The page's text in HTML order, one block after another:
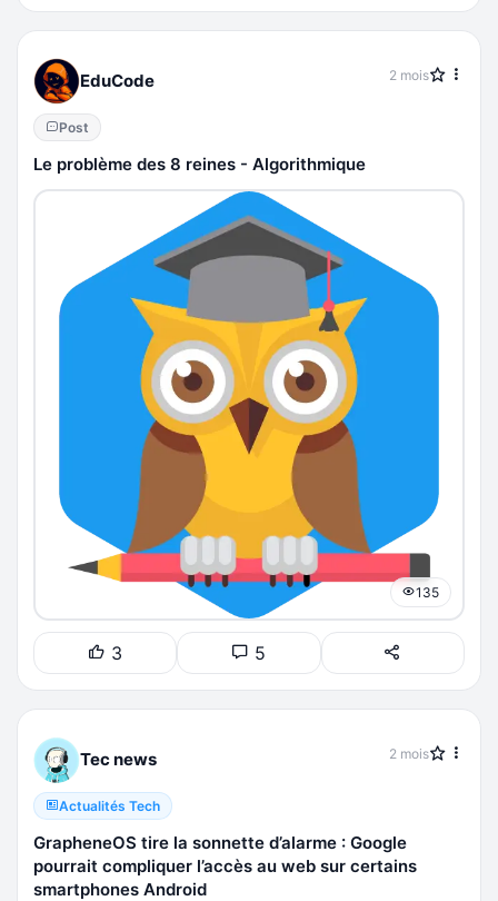
EduCode 2 mois
Post
Le problème des 8 reines - Algorithmique
135
3 5
Tec news 2 mois
Actualités Tech
GrapheneOS tire la sonnette d’alarme : Google
pourrait compliquer l’accès au web sur certains
smartphones Android